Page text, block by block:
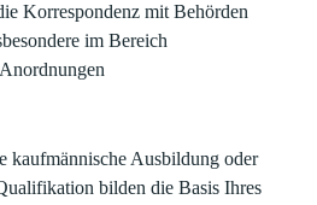
Korrespondenz mit Behörden
im Bereich
kaufmännische Ausbildung oder
bilden die Basis Ihres